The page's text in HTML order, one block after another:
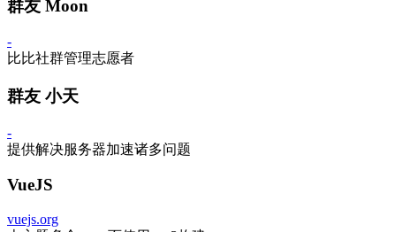
群友 Moon
-
比比社群管理志愿者
群友 小天
-
提供解决服务器加速诸多问题
VueJS
vuejs.org